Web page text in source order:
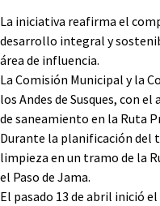
La iniciativa reafirma el
desarrollo integral y
área de influencia.
La Comisión Municipal y la
los Andes de Susques, con el
de saneamiento en la Ruta
Durante la planificación del
limpieza en un tramo de la
el Paso de Jama.
El pasado 13 de abril inició